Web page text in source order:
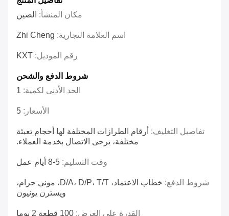
مكان المنشأ: الصين
اسم العلامة التجارية: Zhi Cheng
رقم الموديل: KXT
شروط الدفع والشحن
الحد الأدنى لكمية: 1
الأسعار: 5
تفاصيل التغليف: أرقام الطرازات المختلفة لها أحجام تعبئة
مختلفة، يرجى الاتصال بخدمة العملاء.
وقت التسليم: 5-8 أيام عمل
شروط الدفع:
خطاب الاعتماد، D/A، D/P، T/T، موني جرام،
ويسترن يونيون
القدرة على العرض: 100 قطعة 2 يوما